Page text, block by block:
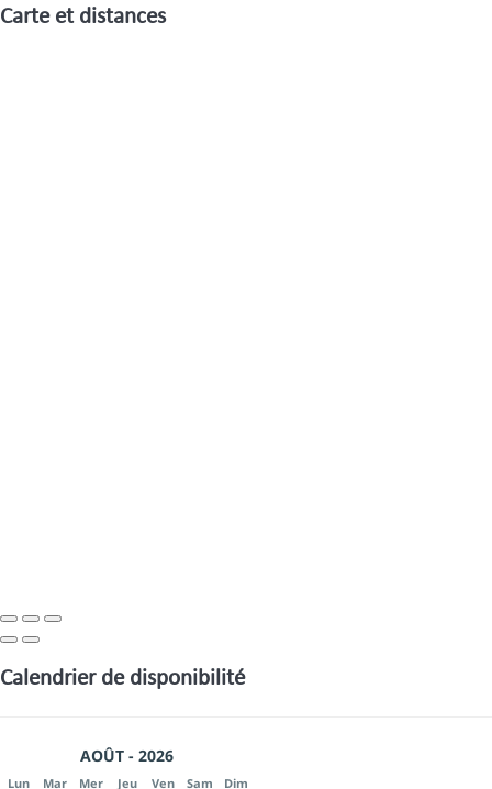
Carte et distances
Calendrier de disponibilité
AOÛT - 2026
Lun Mar Mer Jeu Ven Sam Dim